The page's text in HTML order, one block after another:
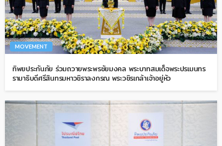
MOVEMENT
ทิพยประกันภัย ร่วมถวายพระพรชัยมงคล พระบาทสมเด็จพระปรเมนทร
รามาธิบดีศรีสินทรมหาวชิราลงกรณ พระวชิรเกล้าเจ้าอยู่หัว